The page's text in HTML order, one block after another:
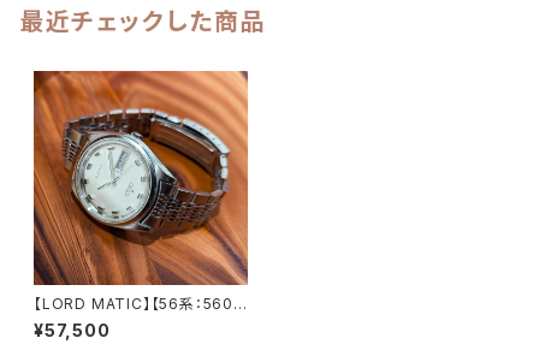
最近チェックした商品
【LORD MATIC】【56系：5606
-7070】【サファイアクリスタル】
【純正ベルト】SEIKO/セイコー
¥57,500